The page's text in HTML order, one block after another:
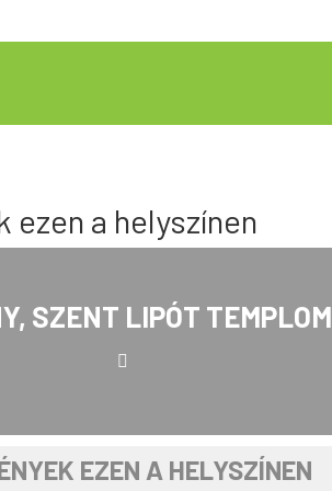
ezen a helyszínen
SZENT LIPÓT TEMPLOM
EZEN A HELYSZÍNEN